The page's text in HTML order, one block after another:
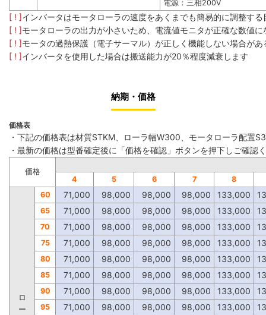
電源：三相200V
[ ! ]インバータはモータローラの速度をあくまでも簡易的に調整す
[ ! ]モータローラの出力が小さいため、電流値モニタが正確な数値
[ ! ]モータの過熱保護（電子サーマル）が正しく機能しない場合が
[ ! ]インバータを使用した場合は搬送能力が20％程度減衰します
納期・価格
価格表
・下記の価格表は材質STKM、ローラ幅W300、モータローラ配置
・最新の価格は型番確定後に「価格を確認」ボタンを押下しご確認
価格
4
5 6 7 8
ロ
ー
60 71,000 98,000 98,000 98,000 133,000
65 71,000 98,000 98,000 98,000 133,000
70 71,000 98,000 98,000 98,000 133,000
75 71,000 98,000 98,000 98,000 133,000
80 71,000 98,000 98,000 98,000 133,000
85 71,000 98,000 98,000 98,000 133,000
90 71,000 98,000 98,000 98,000 133,000
95 71,000 98,000 98,000 98,000 133,000